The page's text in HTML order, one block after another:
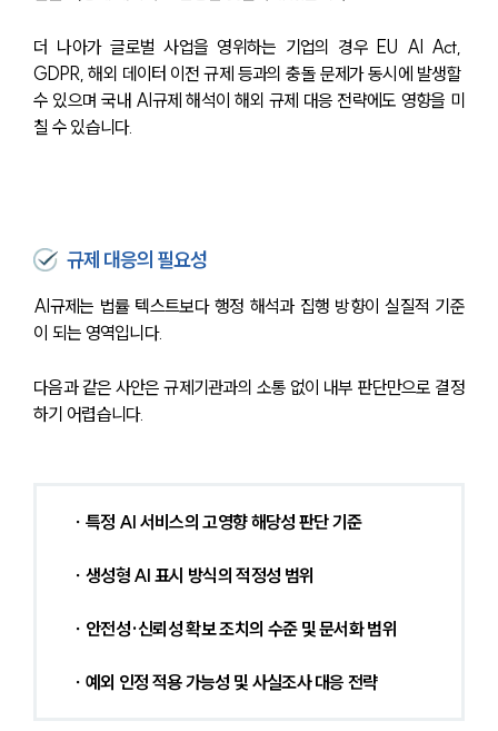
더 나아가 글로벌 사업을 영위하는 기업의 경우 EU AI Act,
GDPR, 해외 데이터 이전 규제 등과의 충돌 문제가 동시에 발생할
수 있으며 국내 AI규제 해석이 해외 규제 대응 전략에도 영향을 미
칠 수 있습니다.
규제 대응의 필요성
AI규제는 법률 텍스트보다 행정 해석과 집행 방향이 실질적 기준
이 되는 영역입니다.
다음과 같은 사안은 규제기관과의 소통 없이 내부 판단만으로 결정
하기 어렵습니다.
∙ 특정 AI 서비스의 고영향 해당성 판단 기준
∙ 생성형 AI 표시 방식의 적정성 범위
∙ 안전성·신뢰성 확보 조치의 수준 및 문서화 범위
∙ 예외 인정 적용 가능성 및 사실조사 대응 전략